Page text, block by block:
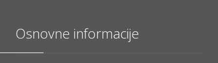
Osnovne informacije